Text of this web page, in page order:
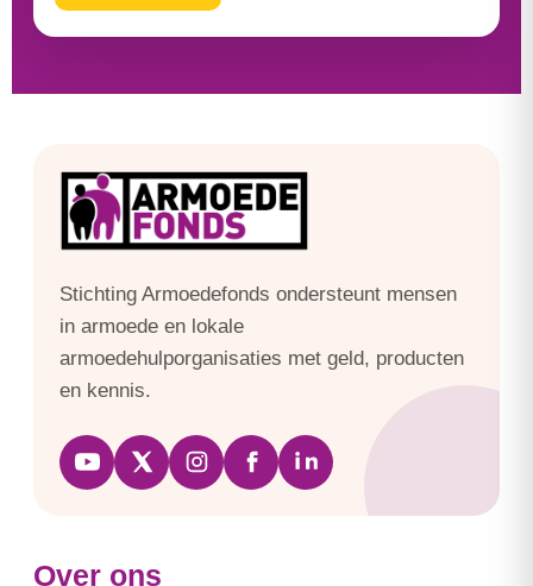
Stichting Armoedefonds ondersteunt mensen
in armoede en lokale
armoedehulporganisaties met geld, producten
en kennis.
Over ons